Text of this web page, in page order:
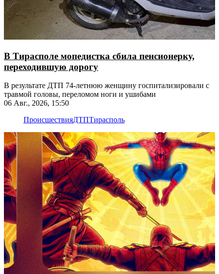
В Тирасполе мопедистка сбила пенсионерку,
переходившую дорогу
В результате ДТП 74-летнюю женщину госпитализировали с
травмой головы, переломом ноги и ушибами
06 Авг., 2026, 15:50
ПроисшествияДТПТирасполь